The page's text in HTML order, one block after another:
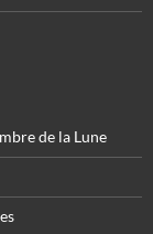
de la Lune